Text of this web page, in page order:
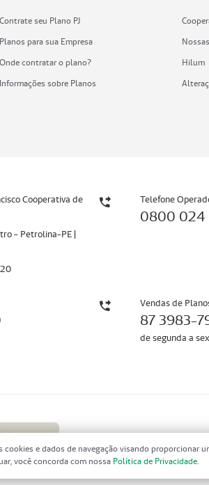
Contrate seu Plano PJ
Planos para sua Empresa
Onde contratar o plano?
Informações sobre Planos
Hilum
Cooperativa de
- Petrolina-PE |
Telefone
0800 024
Vendas de
87 3983-
de segunda a
cookies e dados de navegação visando proporcionar
você concorda com nossa Política de Privacidade.